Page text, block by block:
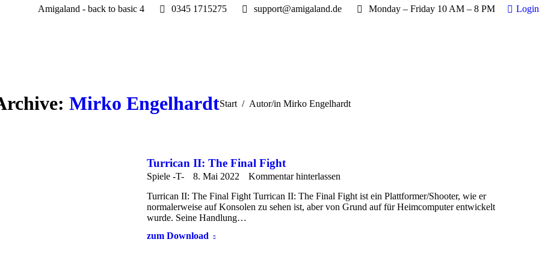
Amigaland - back to basic 4 0345 1715275 support@amigaland.de Monday – Friday 10 AM – 8 PM Login
Mirko EngelhardtSie befinden sich hier:
Start Autor/in Mirko Engelhardt
Turrican II: The Final Fight
Spiele -T- 8. Mai 2022
Kommentar hinterlassen
Turrican II: The Final Fight Turrican II: The Final Fight ist ein Plattformer/Shooter, wie er
normalerweise auf Konsolen zu sehen ist, aber von Grund auf für Heimcomputer entwickelt
wurde. Seine Handlung…
zum Download